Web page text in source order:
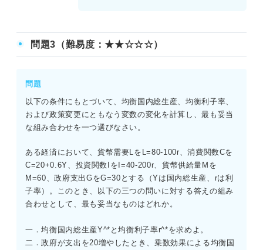
問題3（難易度：★★☆☆☆）
問題
以下の条件にもとづいて、均衡国内総生産、均衡利子率、
および政策変更にともなう変数の変化を計算し、最も妥当
な組み合わせを一つ選びなさい。
ある経済において、貨幣需要LをL=80-100r、消費関数Cを
C=20+0.6Y、投資関数IをI=40-200r、貨幣供給量Mを
M=60、政府支出GをG=30とする（Yは国内総生産、rは利
子率）。このとき、以下の三つの問いに対する答えの組み
合わせとして、最も妥当なものはどれか。
一．均衡国内総生産Y^*と均衡利子率r^*を求めよ。
二．政府が支出を20増やしたとき、乗数効果による均衡国